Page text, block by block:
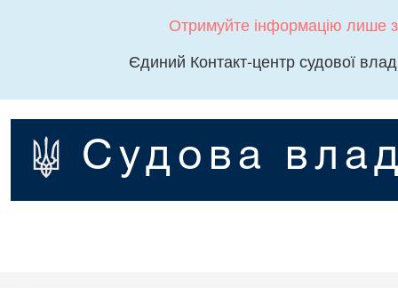
Отримуйте інформацію лише
Єдиний Контакт-центр судової
Судова